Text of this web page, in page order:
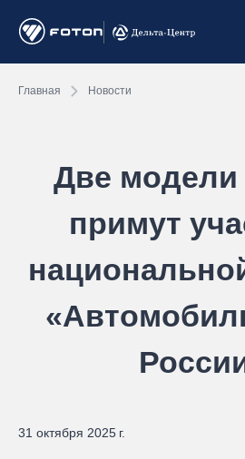
Главная Новости
Две модели
примут
31 октября 2025 г.